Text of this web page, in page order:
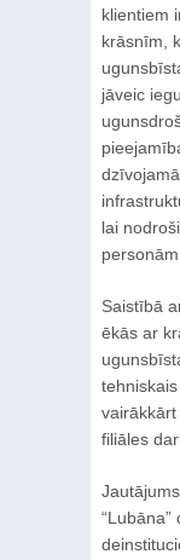
klientiem
krāsnīm,
jāveic
lai
Saistībā
ēkās ar
filiāles